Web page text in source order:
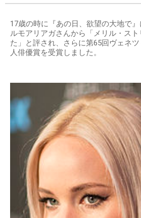
17歳の時に『あの日、欲望の大地で
ルモアリアガさんから「メリル・ス
た」と評され、さらに第65回ヴェネ
人俳優賞を受賞しました。